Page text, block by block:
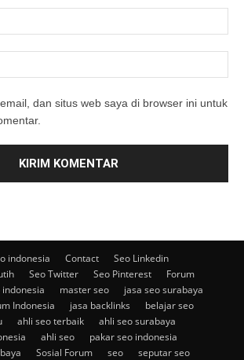
dan situs web saya di browser ini untuk
indonesia Contact
Seo Linkedin
Seo Twitter Seo Pinterest
Forum
indonesia master seo
jasa seo surabaya
Indonesia jasa backlinks
belajar seo
ahli seo terbaik
ahli seo surabaya
ahli seo
pakar seo indonesia
Sosial Forum seo
seputar seo